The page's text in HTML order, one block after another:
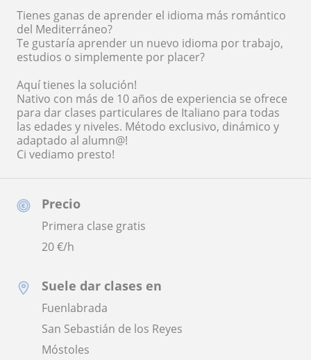
Precio
Primera clase gratis
20€/h
Suele dar clases en
Fuenlabrada
San Sebastián de los Reyes
Móstoles
Tienes ganas de aprender el idioma más romántico
del Mediterráneo?
Te gustaría aprender un nuevo idioma por trabajo,
estudios o simplemente por placer?
Aquí tienes la solución!
Nativo con más de 10 años de experiencia se ofrece
para dar clases particulares de Italiano para todas
las edades y niveles. Método exclusivo, dinámico y
adaptado al alumn@!
Ci vediamo presto!